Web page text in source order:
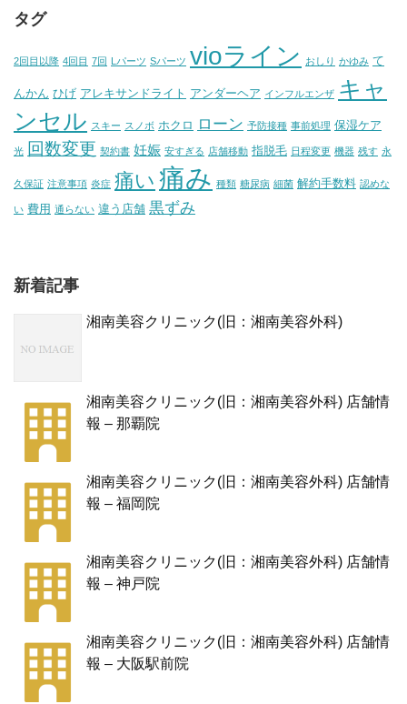
タグ
2回目以降 4回目 7回 Lパーツ Sパーツ vioライン おしり かゆみ て
んかん ひげ アレキサンドライト アンダーヘア インフルエンザ キャ
ンセル スキー スノボ ホクロ ローン 予防接種 事前処理 保湿ケア
光 回数変更 契約書 妊娠 安すぎる 店舗移動 指脱毛 日程変更 機器 残す 永
久保証 注意事項 炎症 痛い 痛み 種類 糖尿病 細菌 解約手数料 認めな
い 費用 通らない 違う店舗 黒ずみ
新着記事
湘南美容クリニック(旧：湘南美容外科)
湘南美容クリニック(旧：湘南美容外科) 店舗情
報 – 那覇院
湘南美容クリニック(旧：湘南美容外科) 店舗情
報 – 福岡院
湘南美容クリニック(旧：湘南美容外科) 店舗情
報 – 神戸院
湘南美容クリニック(旧：湘南美容外科) 店舗情
報 – 大阪駅前院